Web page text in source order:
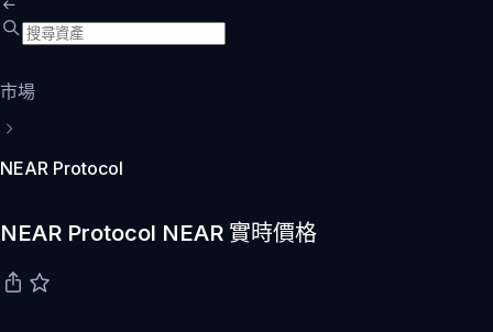
市場
NEAR Protocol
NEAR Protocol NEAR 實時價格